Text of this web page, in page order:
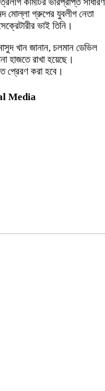
কমিটির ভারপ্রাপ্ত সাধারণ
মোল্লা গ্রুপের যুবলীগ নেতা
ভাই তিনি।
খান জানান, চলমান ডেভিল
হাজতে রাখা হয়েছে।
প্রেরণ করা হবে।
Media